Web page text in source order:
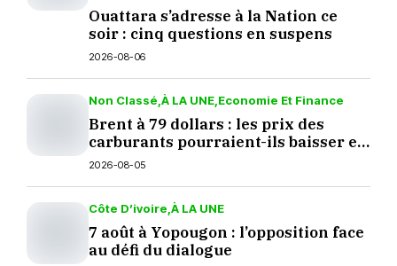
Ouattara s’adresse à la Nation ce
soir : cinq questions en suspens
2026-08-06
Non Classé À LA UNE Economie Et Finance
Brent à 79 dollars : les prix des
carburants pourraient-ils baisser en
septembre ?
2026-08-05
Côte D’ivoire À LA UNE
7 août à Yopougon : l’opposition face
au défi du dialogue